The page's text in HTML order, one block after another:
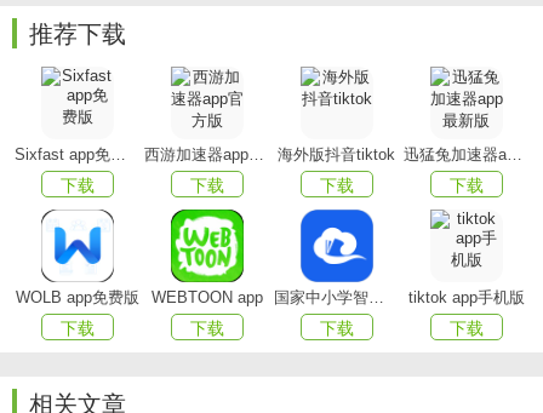
1、 录制游戏, 声音, 视频, 课件, 教学视频
2、 高清录制, 多种清晰度
3、 声音画面同步录制
4、 定制时长，自由录制
5、 悬浮窗口，快速录制
6、支持录制视频分享
7、支持视屏编辑功能
推荐下载
Sixfast app免费版
下载
西游加速器app官方版
下载
海外版抖音tiktok
下载
迅猛兔加速器app最新版
下载
WOLB app免费版
下载
WEBTOON app
下载
国家中小学智慧教育平台app(智慧中小学)
下载
tiktok app手机版
下载
相关文章